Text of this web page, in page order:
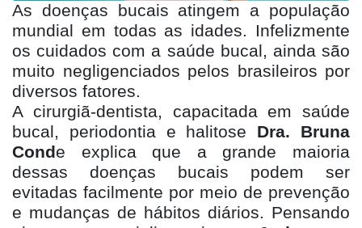
As doenças bucais atingem a população
mundial em todas as idades. Infelizmente
os cuidados com a saúde bucal, ainda são
muito negligenciados pelos brasileiros por
diversos fatores.
A cirurgiã-dentista, capacitada em saúde
bucal, periodontia e halitose Dra. Bruna
Conde explica que a grande maioria
dessas doenças bucais podem ser
evitadas facilmente por meio de prevenção
e mudanças de hábitos diários. Pensando